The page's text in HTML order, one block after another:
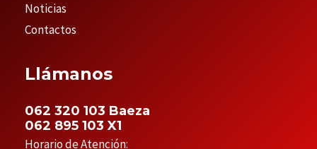
Noticias
Contactos
Llámanos
062 320 103 Baeza
062 895 103 X1
Horario de Atención: